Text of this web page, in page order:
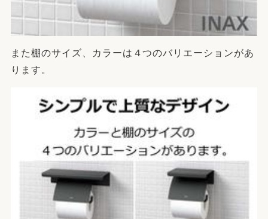
また棚のサイズ、カラーは４つのバリエーションがあ
ります。